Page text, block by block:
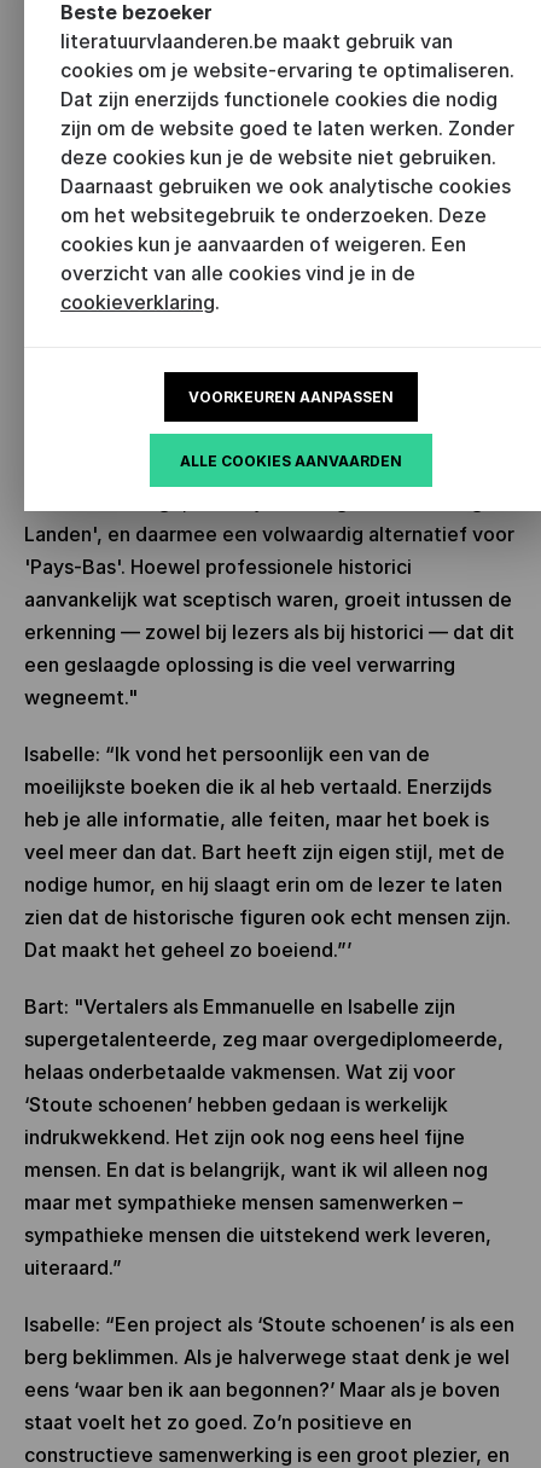
pagina’s, maar die is ook nog eens heel specifiek. Het
staat bol van de informatie en is tegelijk geschreven
in mijn kenmerkende stijl.”
"Een concreet probleem was de vertaling van 'Lage
Landen' (vaak gebruik ik hier ook de term
'Nederlanden'). In het Frans is dat bij academische
historici traditioneel 'Pays-Bas', maar die term wekt
meteen de associatie met Amsterdam en het huidige
Nederland, terwijl hier eigenlijk de volledige Benelux
de vertalers gekozen voor 'Plats Pays'. In het
enkelvoud (Plat Pays) verwijst het natuurlijk naar Brel
en onderstreept het meteen het gewicht van
Vlaanderen in dit verhaal, terwijl de meervoudsvorm
Landen', en daarmee een volwaardig alternatief voor
'Pays-Bas'. Hoewel professionele historici
aanvankelijk wat sceptisch waren, groeit intussen de
erkenning — zowel bij lezers als bij historici — dat dit
een geslaagde oplossing is die veel verwarring
wegneemt."
Isabelle: “Ik vond het persoonlijk een van de
moeilijkste boeken die ik al heb vertaald. Enerzijds
heb je alle informatie, alle feiten, maar het boek is
veel meer dan dat. Bart heeft zijn eigen stijl, met de
nodige humor, en hij slaagt erin om de lezer te laten
zien dat de historische figuren ook echt mensen zijn.
Dat maakt het geheel zo boeiend.”’
Bart: "Vertalers als Emmanuelle en Isabelle zijn
supergetalenteerde, zeg maar overgediplomeerde,
helaas onderbetaalde vakmensen. Wat zij voor
‘Stoute schoenen’ hebben gedaan is werkelijk
indrukwekkend. Het zijn ook nog eens heel fijne
mensen. En dat is belangrijk, want ik wil alleen nog
maar met sympathieke mensen samenwerken –
sympathieke mensen die uitstekend werk leveren,
uiteraard.”
Isabelle: “Een project als ‘Stoute schoenen’ is als een
berg beklimmen. Als je halverwege staat denk je wel
eens ‘waar ben ik aan begonnen?’ Maar als je boven
staat voelt het zo goed. Zo’n positieve en
constructieve samenwerking is een groot plezier, en
Beste bezoeker
literatuurvlaanderen.be maakt gebruik van
cookies om je website-ervaring te optimaliseren.
Dat zijn enerzijds functionele cookies die nodig
zijn om de website goed te laten werken. Zonder
deze cookies kun je de website niet gebruiken.
Daarnaast gebruiken we ook analytische cookies
om het websitegebruik te onderzoeken. Deze
cookies kun je aanvaarden of weigeren. Een
overzicht van alle cookies vind je in de
cookieverklaring.
VOORKEUREN AANPASSEN
ALLE COOKIES AANVAARDEN